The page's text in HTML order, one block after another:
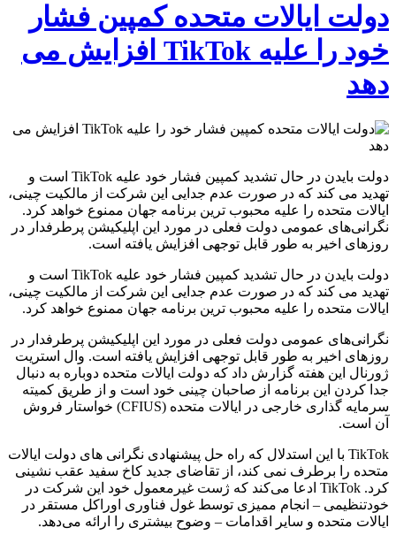
دولت ایالات متحده کمپین فشار
خود را علیه TikTok افزایش می
دهد
دولت بایدن در حال تشدید کمپین فشار خود علیه TikTok است و
تهدید می کند که در صورت عدم جدایی این شرکت از مالکیت چینی،
ایالات متحده را علیه محبوب ترین برنامه جهان ممنوع خواهد کرد.
نگرانی‌های عمومی دولت فعلی در مورد این اپلیکیشن پرطرفدار در
روزهای اخیر به طور قابل توجهی افزایش یافته است.
دولت بایدن در حال تشدید کمپین فشار خود علیه TikTok است و
تهدید می کند که در صورت عدم جدایی این شرکت از مالکیت چینی،
ایالات متحده را علیه محبوب ترین برنامه جهان ممنوع خواهد کرد.
نگرانی‌های عمومی دولت فعلی در مورد این اپلیکیشن پرطرفدار در
روزهای اخیر به طور قابل توجهی افزایش یافته است. وال استریت
ژورنال این هفته گزارش داد که دولت ایالات متحده دوباره به دنبال
جدا کردن این برنامه از صاحبان چینی خود است و از طریق کمیته
سرمایه گذاری خارجی در ایالات متحده (CFIUS) خواستار فروش
آن است.
TikTok با این استدلال که راه حل پیشنهادی نگرانی های دولت ایالات
متحده را برطرف نمی کند، از تقاضای جدید کاخ سفید عقب نشینی
کرد. TikTok ادعا می‌کند که ژست غیرمعمول خود این شرکت در
خودتنظیمی – انجام ممیزی توسط غول فناوری اوراکل مستقر در
ایالات متحده و سایر اقدامات – وضوح بیشتری را ارائه می‌دهد.